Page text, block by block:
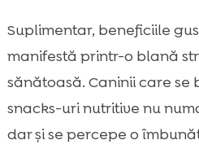
Suplimentar, beneficiile
manifestă printr-o blană
sănătoasă. Caninii care se
snacks-uri nutritive nu
dar și se percepe o